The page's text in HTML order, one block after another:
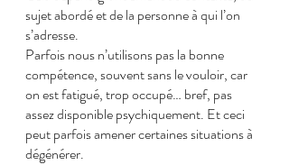
sujet abordé et de la personne à qui l’on
s’adresse.
Parfois nous n’utilisons pas la bonne
compétence, souvent sans le vouloir, car
on est fatigué, trop occupé… bref, pas
assez disponible psychiquement. Et ceci
peut parfois amener certaines situations à
dégénérer.